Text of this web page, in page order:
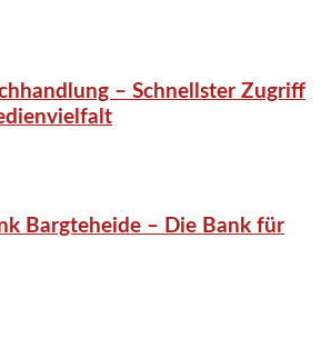
– Schnellster Zugriff
Bargteheide – Die Bank für